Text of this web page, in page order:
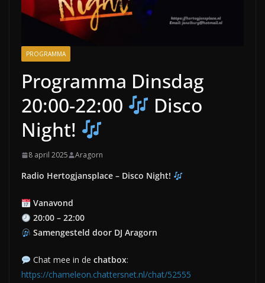
PROGRAMMA
Programma Dinsdag
20:00-22:00
Disco
Night!
8 april 2025 Aragorn
Radio Hertogjansplace – Disco Night!
Vanavond
20:00 – 22:00
Samengesteld door DJ Aragorn
Chat mee in de chatbox:
https://chameleon.chattersnet.nl/chat/52555